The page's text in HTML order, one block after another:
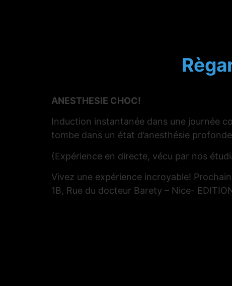
ANESTHESIE CHOC!
Induction instantanée dans une journée
tombe dans un état d’anesthésie
(Expérience en directe, vécu par nos
Vivez une expérience incroyable!
1B, Rue du docteur Barety – Nice-